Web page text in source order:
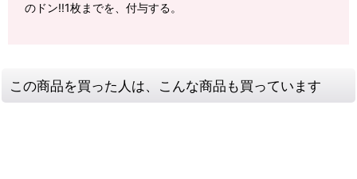
のドン!!1枚までを、付与する。
この商品を買った人は、こんな商品も買っています